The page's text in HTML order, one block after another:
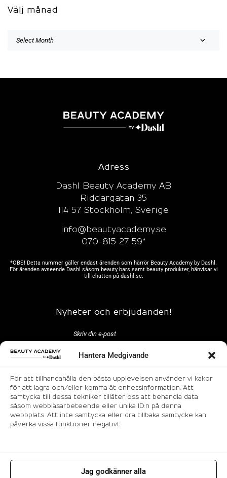
Hantera Medgivande
För att tillhandahålla den bästa upplevelsen använder vi kakor
för att lagra och/eller komma åt enhetsinformation. Att
samtycka till dessa tekniker tillåter oss att behandla data
såsom webbläsarbeteende eller unika ID:n på denna
webbplats. Att inte samtycka eller dra tillbaka samtycke kan
påverka vissa funktioner negativt.
Jag godkänner alla
Välj månad
Adress
Dashl Beauty Academy AB
Riddargatan 35
114 57 Stockholm, Sverige
info@beautyacademy.se
070-815 27 59*
*OBS! Detta nummer gäller endast ärenden som härrör Beauty Academy by Dashl.
För ärenden avseende Dashl såsom beauty bars samt beauty produkter, hänvisar vi
till chatten på dashl.se.
Nyheter och erbjudanden!
Följ oss